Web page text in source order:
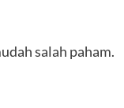
salah paham.